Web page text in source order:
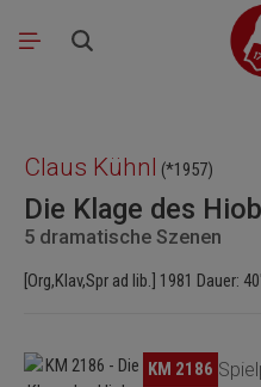
Zum Hauptinhalt springen
Claus Kühnl (*1957)
Die Klage des Hiob
5 dramatische Szenen
[Org,Klav,Spr ad lib.] 1981 Dauer: 40'
Bildergalerie überspringen
KM 2186